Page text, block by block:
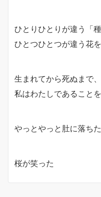
ひとりひとりが違う「
ひとつひとつが違う花
生まれてから死ぬまで、
私はわたしであること
やっとやっと肚に落ちた
桜が笑った